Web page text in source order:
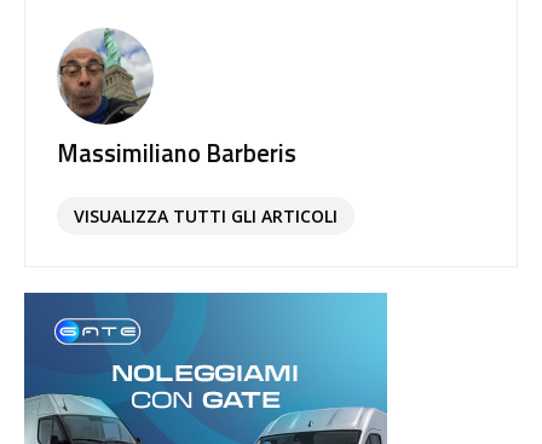
Massimiliano Barberis
VISUALIZZA TUTTI GLI ARTICOLI